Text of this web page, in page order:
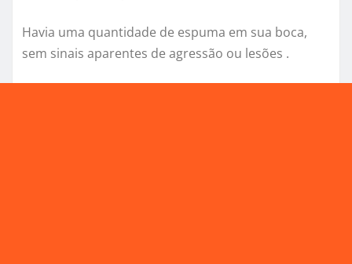
Havia uma quantidade de espuma em sua boca,
sem sinais aparentes de agressão ou lesões .